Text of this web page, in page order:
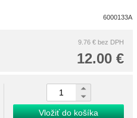
6000133A
9.76 € bez DPH
12.00 €
Vložiť do košíka